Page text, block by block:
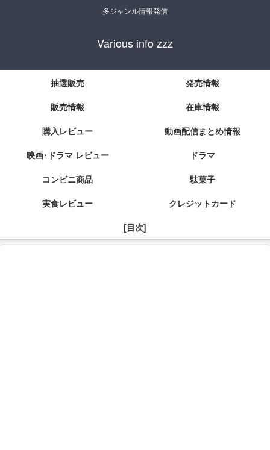
多ジャンル情報発信
Various info zzz
抽選販売
発売情報
販売情報
在庫情報
購入レビュー
動画配信まとめ情報
映画･ドラマ レビュー
ドラマ
コンビニ商品
駄菓子
実食レビュー
クレジットカード
[目次]